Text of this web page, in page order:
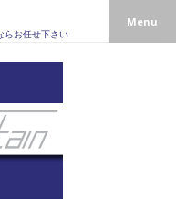
らお任せ下さい
Menu